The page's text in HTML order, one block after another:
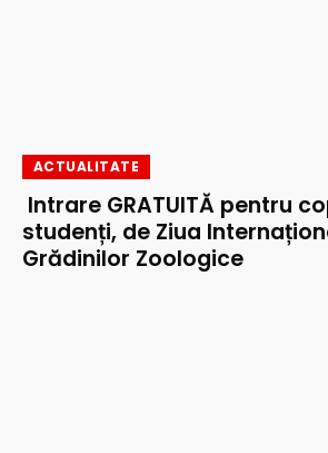
ACTUALITATE
Intrare GRATUITĂ pentru
studenți, de Ziua
Grădinilor Zoologice